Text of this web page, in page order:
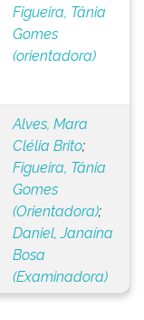
Figueira, Tânia
Gomes
(orientadora)
Alves, Mara
Clélia Brito;
Figueira, Tânia
Gomes
(Orientadora);
Daniel, Janaína
Bosa
(Examinadora)